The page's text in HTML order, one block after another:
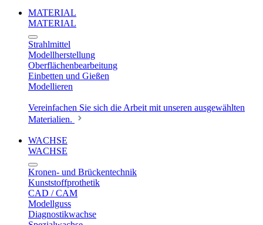
MATERIAL
MATERIAL
Strahlmittel
Modellherstellung
Oberflächenbearbeitung
Einbetten und Gießen
Modellieren
Vereinfachen Sie sich die Arbeit mit unseren ausgewählten
Materialien.
WACHSE
WACHSE
Kronen- und Brückentechnik
Kunststoffprothetik
CAD / CAM
Modellguss
Diagnostikwachse